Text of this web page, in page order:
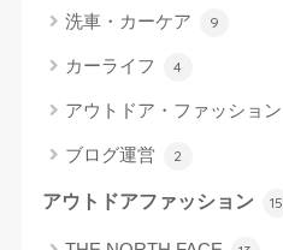
洗車・カーケア 9
カーライフ 4
アウトドア・ファッション
ブログ運営 2
アウトドアファッション 15